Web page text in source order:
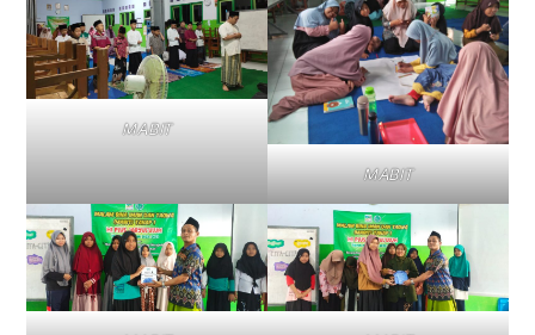
MABIT
MABIT